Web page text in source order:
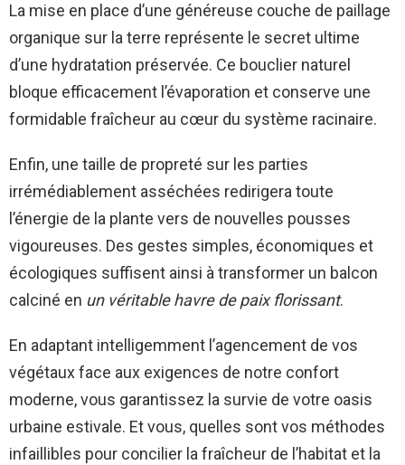
La mise en place d’une généreuse couche de paillage
organique sur la terre représente le secret ultime
d’une hydratation préservée. Ce bouclier naturel
bloque efficacement l’évaporation et conserve une
formidable fraîcheur au cœur du système racinaire.
Enfin, une taille de propreté sur les parties
irrémédiablement asséchées redirigera toute
l’énergie de la plante vers de nouvelles pousses
vigoureuses. Des gestes simples, économiques et
écologiques suffisent ainsi à transformer un balcon
calciné en un véritable havre de paix florissant.
En adaptant intelligemment l’agencement de vos
végétaux face aux exigences de notre confort
moderne, vous garantissez la survie de votre oasis
urbaine estivale. Et vous, quelles sont vos méthodes
infaillibles pour concilier la fraîcheur de l’habitat et la